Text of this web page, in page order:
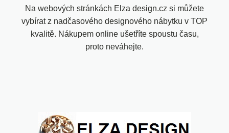
Na webových stránkách Elza design.cz si můžete
vybírat z nadčasového designového nábytku v TOP
kvalitě. Nákupem online ušetříte spoustu času,
proto neváhejte.